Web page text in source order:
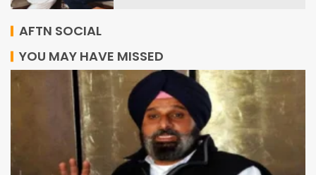
AFTN SOCIAL
YOU MAY HAVE MISSED